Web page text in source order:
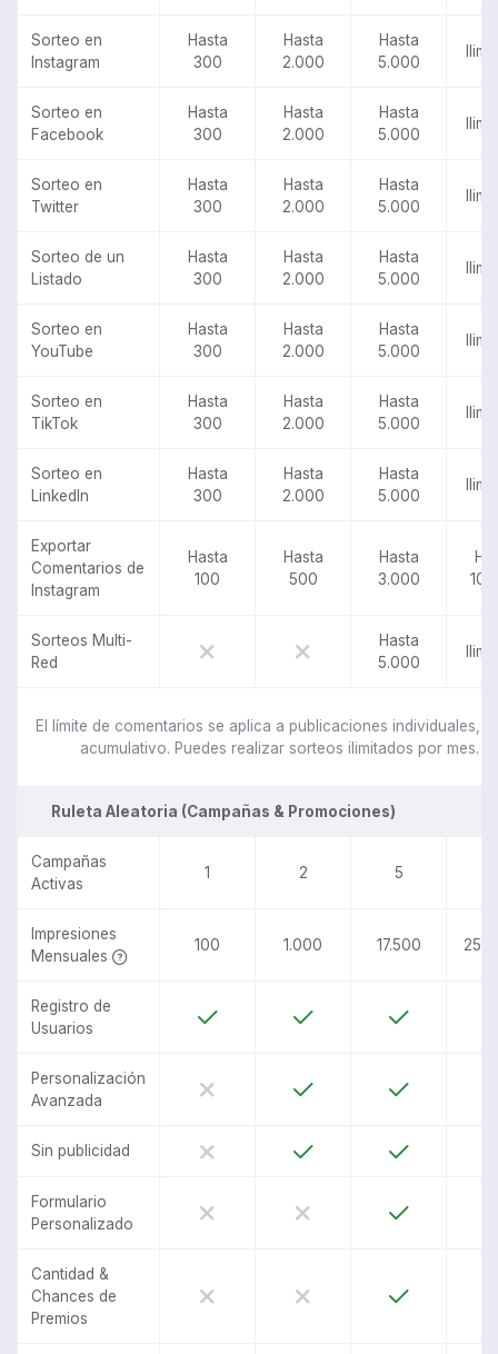
Sorteo en
Instagram
Hasta
300
Hasta
2.000
Hasta
5.000
Sorteo en
Facebook
Hasta
300
Hasta
2.000
Hasta
5.000
Sorteo en
Twitter
Hasta
300
Hasta
2.000
Hasta
5.000
Sorteo de un
Listado
Hasta
300
Hasta
2.000
Hasta
5.000
Sorteo en
YouTube
Hasta
300
Hasta
2.000
Hasta
5.000
Sorteo en
TikTok
Hasta
300
Hasta
2.000
Hasta
5.000
Sorteo en
LinkedIn
Hasta
300
Hasta
2.000
Hasta
5.000
Exportar
Comentarios de
Instagram
Hasta
100
Hasta
500
Hasta
3.000
Sorteos Multi-
Red
Hasta
5.000
El límite de comentarios se aplica a publicaciones individuales,
acumulativo. Puedes realizar sorteos ilimitados por mes.
Ruleta Aleatoria (Campañas & Promociones)
Campañas
Activas
1 2 5
Impresiones
Mensuales
100 1.000 17.500
Registro de
Usuarios
Personalización
Avanzada
Sin publicidad
Formulario
Personalizado
Cantidad &
Chances de
Premios